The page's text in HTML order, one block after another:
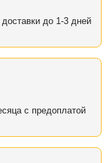
до 1-3 дней
с предоплатой